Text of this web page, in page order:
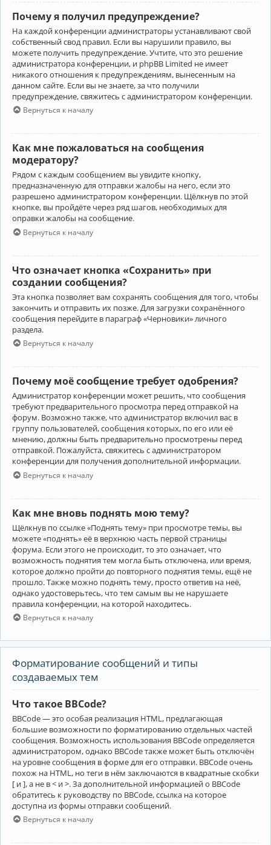
Почему я получил предупреждение?
На каждой конференции администраторы устанавливают свой
собственный свод правил. Если вы нарушили правило, вы
можете получить предупреждение. Учтите, что это решение
администратора конференции, и phpBB Limited не имеет
никакого отношения к предупреждениям, вынесенным на
данном сайте. Если вы не знаете, за что получили
предупреждение, свяжитесь с администратором конференции.
Вернуться к началу
Как мне пожаловаться на сообщения
модератору?
Рядом с каждым сообщением вы увидите кнопку,
предназначенную для отправки жалобы на него, если это
разрешено администратором конференции. Щёлкнув по этой
кнопке, вы пройдёте через ряд шагов, необходимых для
оправки жалобы на сообщение.
Вернуться к началу
Что означает кнопка «Сохранить» при
создании сообщения?
Эта кнопка позволяет вам сохранять сообщения для того, чтобы
закончить и отправить их позже. Для загрузки сохранённого
сообщения перейдите в параграф «Черновики» личного
раздела.
Вернуться к началу
Почему моё сообщение требует одобрения?
Администратор конференции может решить, что сообщения
требуют предварительного просмотра перед отправкой на
форум. Возможно также, что администратор включил вас в
группу пользователей, сообщения которых, по его или её
мнению, должны быть предварительно просмотрены перед
отправкой. Пожалуйста, свяжитесь с администратором
конференции для получения дополнительной информации.
Вернуться к началу
Как мне вновь поднять мою тему?
Щёлкнув по ссылке «Поднять тему» при просмотре темы, вы
можете «поднять» её в верхнюю часть первой страницы
форума. Если этого не происходит, то это означает, что
возможность поднятия тем могла быть отключена, или время,
которое должно пройти до повторного поднятия темы, ещё не
прошло. Также можно поднять тему, просто ответив на неё,
однако удостоверьтесь, что тем самым вы не нарушаете
правила конференции, на которой находитесь.
Вернуться к началу
Форматирование сообщений и типы
создаваемых тем
Что такое BBCode?
BBCode — это особая реализация HTML, предлагающая
большие возможности по форматированию отдельных частей
сообщения. Возможность использования BBCode определяется
администратором, однако BBCode также может быть отключён
на уровне сообщения в форме для его отправки. BBCode очень
похож на HTML, но теги в нём заключаются в квадратные скобки
[ и ], а не в < и >. За дополнительной информацией о BBCode
обратитесь к руководству по BBCode, ссылка на которое
доступна из формы отправки сообщений.
Вернуться к началу